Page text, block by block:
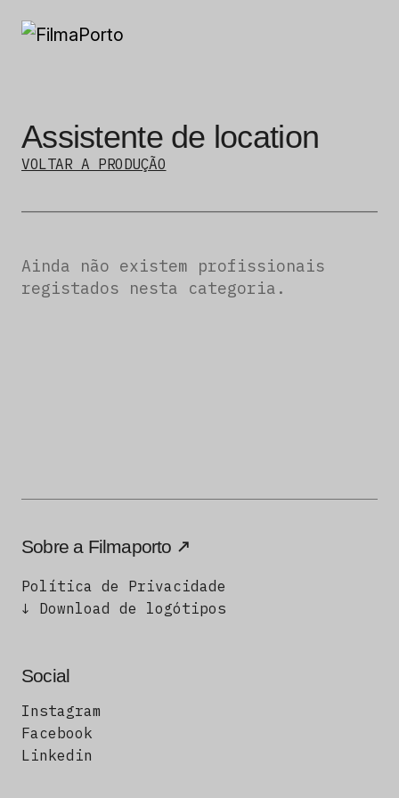
Assistente de location
VOLTAR A PRODUÇÃO
Ainda não existem profissionais
registados nesta categoria.
Sobre a Filmaporto
Política de Privacidade
↓ Download de logótipos
Social
Instagram
Facebook
Linkedin